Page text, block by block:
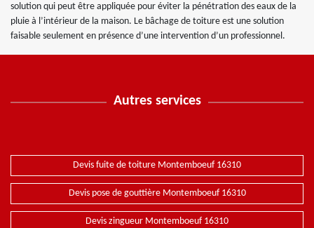
solution qui peut être appliquée pour éviter la pénétration des eaux de la
pluie à l’intérieur de la maison. Le bâchage de toiture est une solution
faisable seulement en présence d’une intervention d’un professionnel.
Autres services
Devis fuite de toiture Montemboeuf 16310
Devis pose de gouttière Montemboeuf 16310
Devis zingueur Montemboeuf 16310